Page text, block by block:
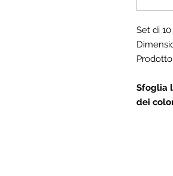
Set di
Sfoglia
dei